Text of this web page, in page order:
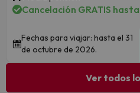
Cancelación GRATIS
Fechas para viajar: hasta el 31
de octubre de 2026.
Ver todos